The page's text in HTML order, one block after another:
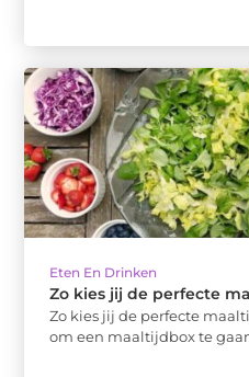
Eten En Drinken
Zo kies jij de perfecte
Zo kies jij de perfecte
om een maaltijdbox te